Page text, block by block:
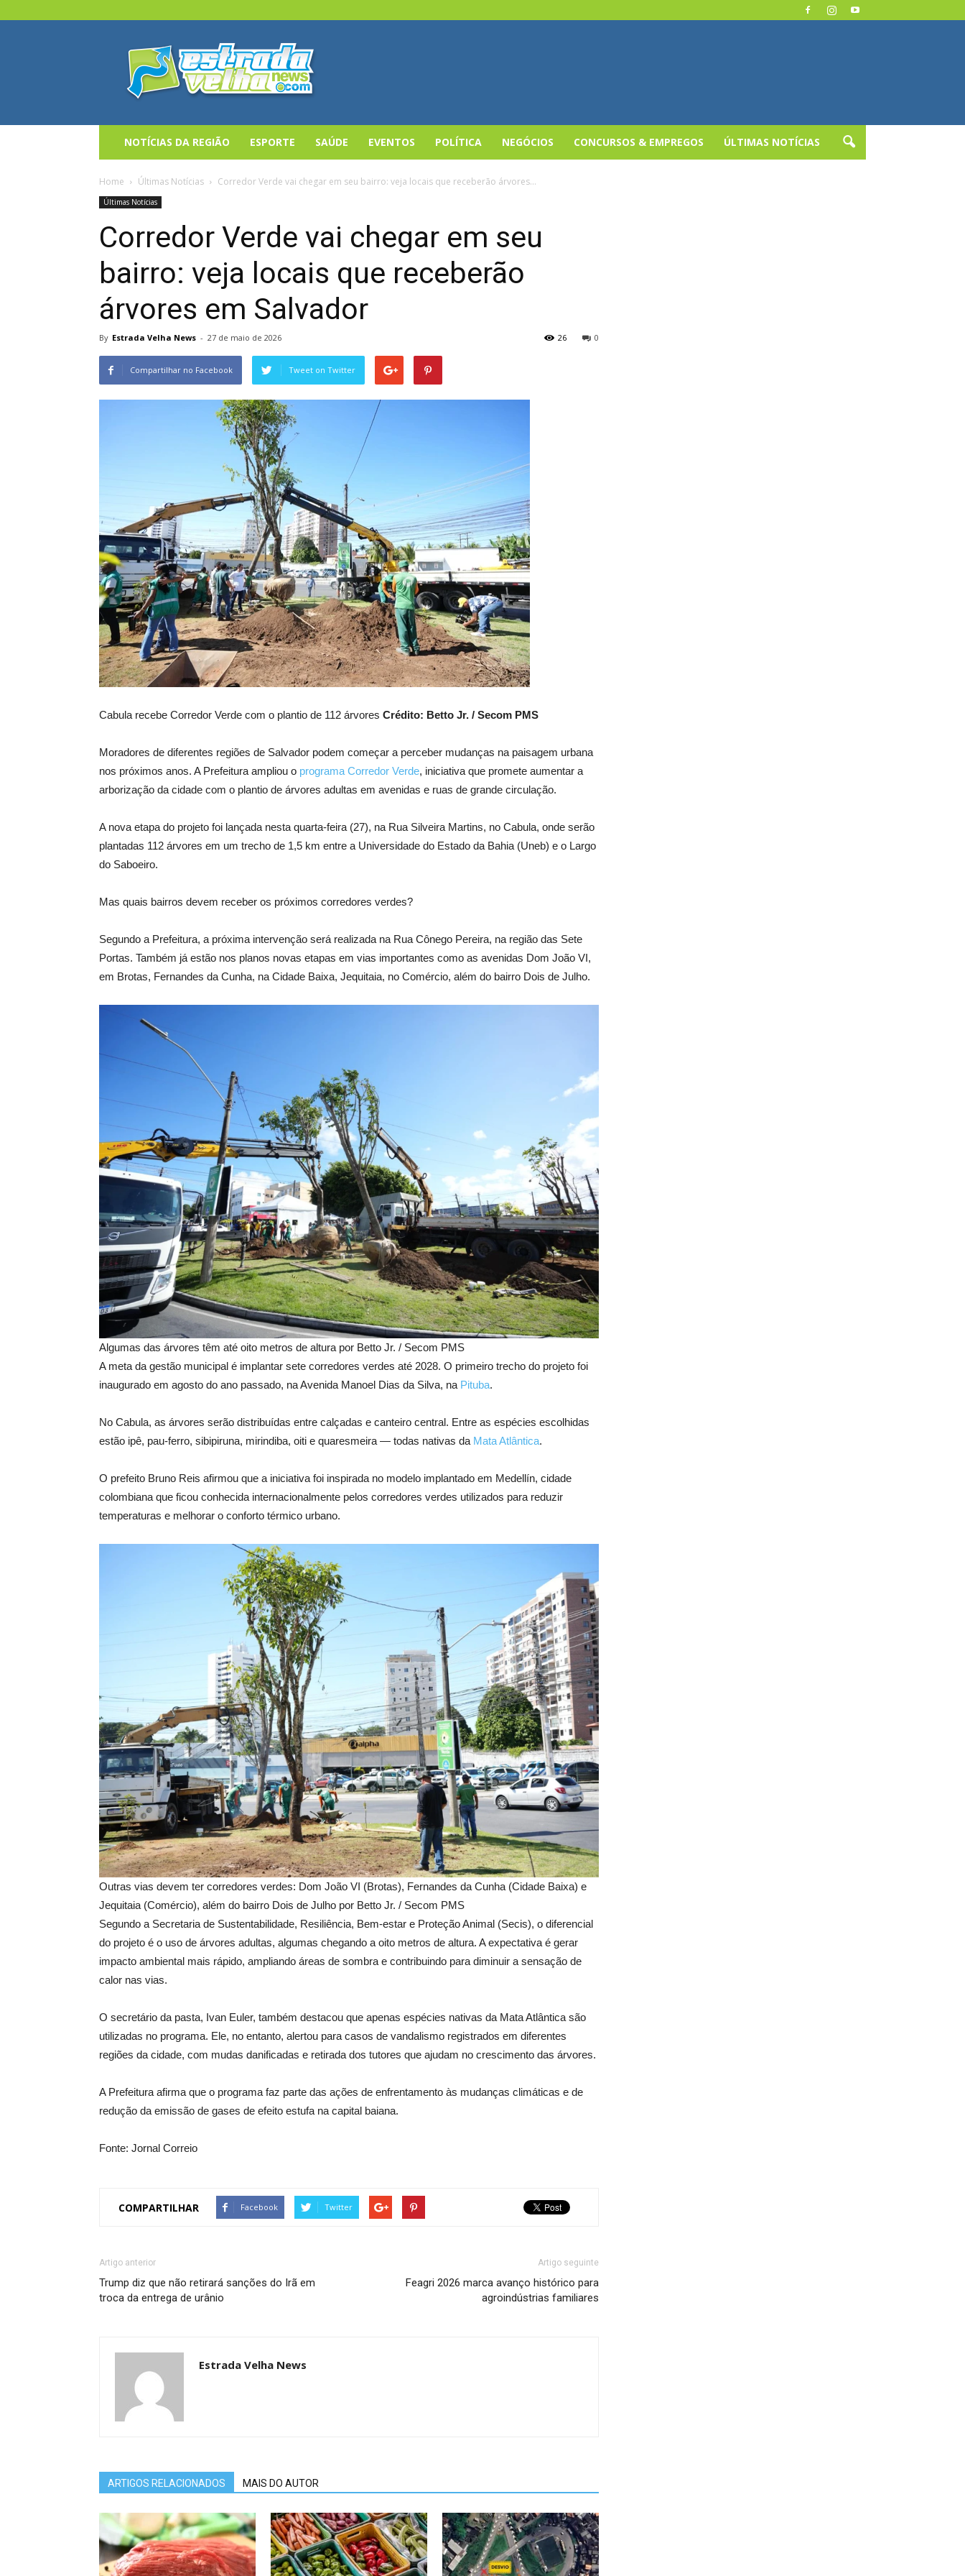
Estrada
Velha
News
NOTÍCIAS DA REGIÃO ESPORTE SAÚDE EVENTOS POLÍTICA NEGÓCIOS CONCURSOS & EMPREGOS ÚLTIMAS NOTÍCIAS
Home Últimas Notícias Corredor Verde vai chegar em seu bairro: veja locais que receberão árvores...
Últimas Notícias
Corredor Verde vai chegar em seu
bairro: veja locais que receberão
árvores em Salvador
By Estrada Velha News - 27 de maio de 2026 0
26
Compartilhar no Facebook Tweet on Twitter
Cabula recebe Corredor Verde com o plantio de 112 árvores Crédito: Betto Jr. / Secom PMS
Moradores de diferentes regiões de Salvador podem começar a perceber mudanças na paisagem urbana
nos próximos anos. A Prefeitura ampliou o programa Corredor Verde, iniciativa que promete aumentar a
arborização da cidade com o plantio de árvores adultas em avenidas e ruas de grande circulação.
A nova etapa do projeto foi lançada nesta quarta-feira (27), na Rua Silveira Martins, no Cabula, onde serão
plantadas 112 árvores em um trecho de 1,5 km entre a Universidade do Estado da Bahia (Uneb) e o Largo
do Saboeiro.
Mas quais bairros devem receber os próximos corredores verdes?
Segundo a Prefeitura, a próxima intervenção será realizada na Rua Cônego Pereira, na região das Sete
Portas. Também já estão nos planos novas etapas em vias importantes como as avenidas Dom João VI,
em Brotas, Fernandes da Cunha, na Cidade Baixa, Jequitaia, no Comércio, além do bairro Dois de Julho.
Algumas das árvores têm até oito metros de altura por Betto Jr. / Secom PMS
A meta da gestão municipal é implantar sete corredores verdes até 2028. O primeiro trecho do projeto foi
inaugurado em agosto do ano passado, na Avenida Manoel Dias da Silva, na Pituba.
No Cabula, as árvores serão distribuídas entre calçadas e canteiro central. Entre as espécies escolhidas
estão ipê, pau-ferro, sibipiruna, mirindiba, oiti e quaresmeira — todas nativas da Mata Atlântica.
O prefeito Bruno Reis afirmou que a iniciativa foi inspirada no modelo implantado em Medellín, cidade
colombiana que ficou conhecida internacionalmente pelos corredores verdes utilizados para reduzir
temperaturas e melhorar o conforto térmico urbano.
Outras vias devem ter corredores verdes: Dom João VI (Brotas), Fernandes da Cunha (Cidade Baixa) e
Jequitaia (Comércio), além do bairro Dois de Julho por Betto Jr. / Secom PMS
Segundo a Secretaria de Sustentabilidade, Resiliência, Bem-estar e Proteção Animal (Secis), o diferencial
do projeto é o uso de árvores adultas, algumas chegando a oito metros de altura. A expectativa é gerar
impacto ambiental mais rápido, ampliando áreas de sombra e contribuindo para diminuir a sensação de
calor nas vias.
O secretário da pasta, Ivan Euler, também destacou que apenas espécies nativas da Mata Atlântica são
utilizadas no programa. Ele, no entanto, alertou para casos de vandalismo registrados em diferentes
regiões da cidade, com mudas danificadas e retirada dos tutores que ajudam no crescimento das árvores.
A Prefeitura afirma que o programa faz parte das ações de enfrentamento às mudanças climáticas e de
redução da emissão de gases de efeito estufa na capital baiana.
Fonte: Jornal Correio
COMPARTILHAR Facebook Twitter
Artigo anterior
Trump diz que não retirará sanções do Irã em
troca da entrega de urânio
Artigo seguinte
Feagri 2026 marca avanço histórico para
agroindústrias familiares
Estrada Velha News
ARTIGOS RELACIONADOS MAIS DO AUTOR